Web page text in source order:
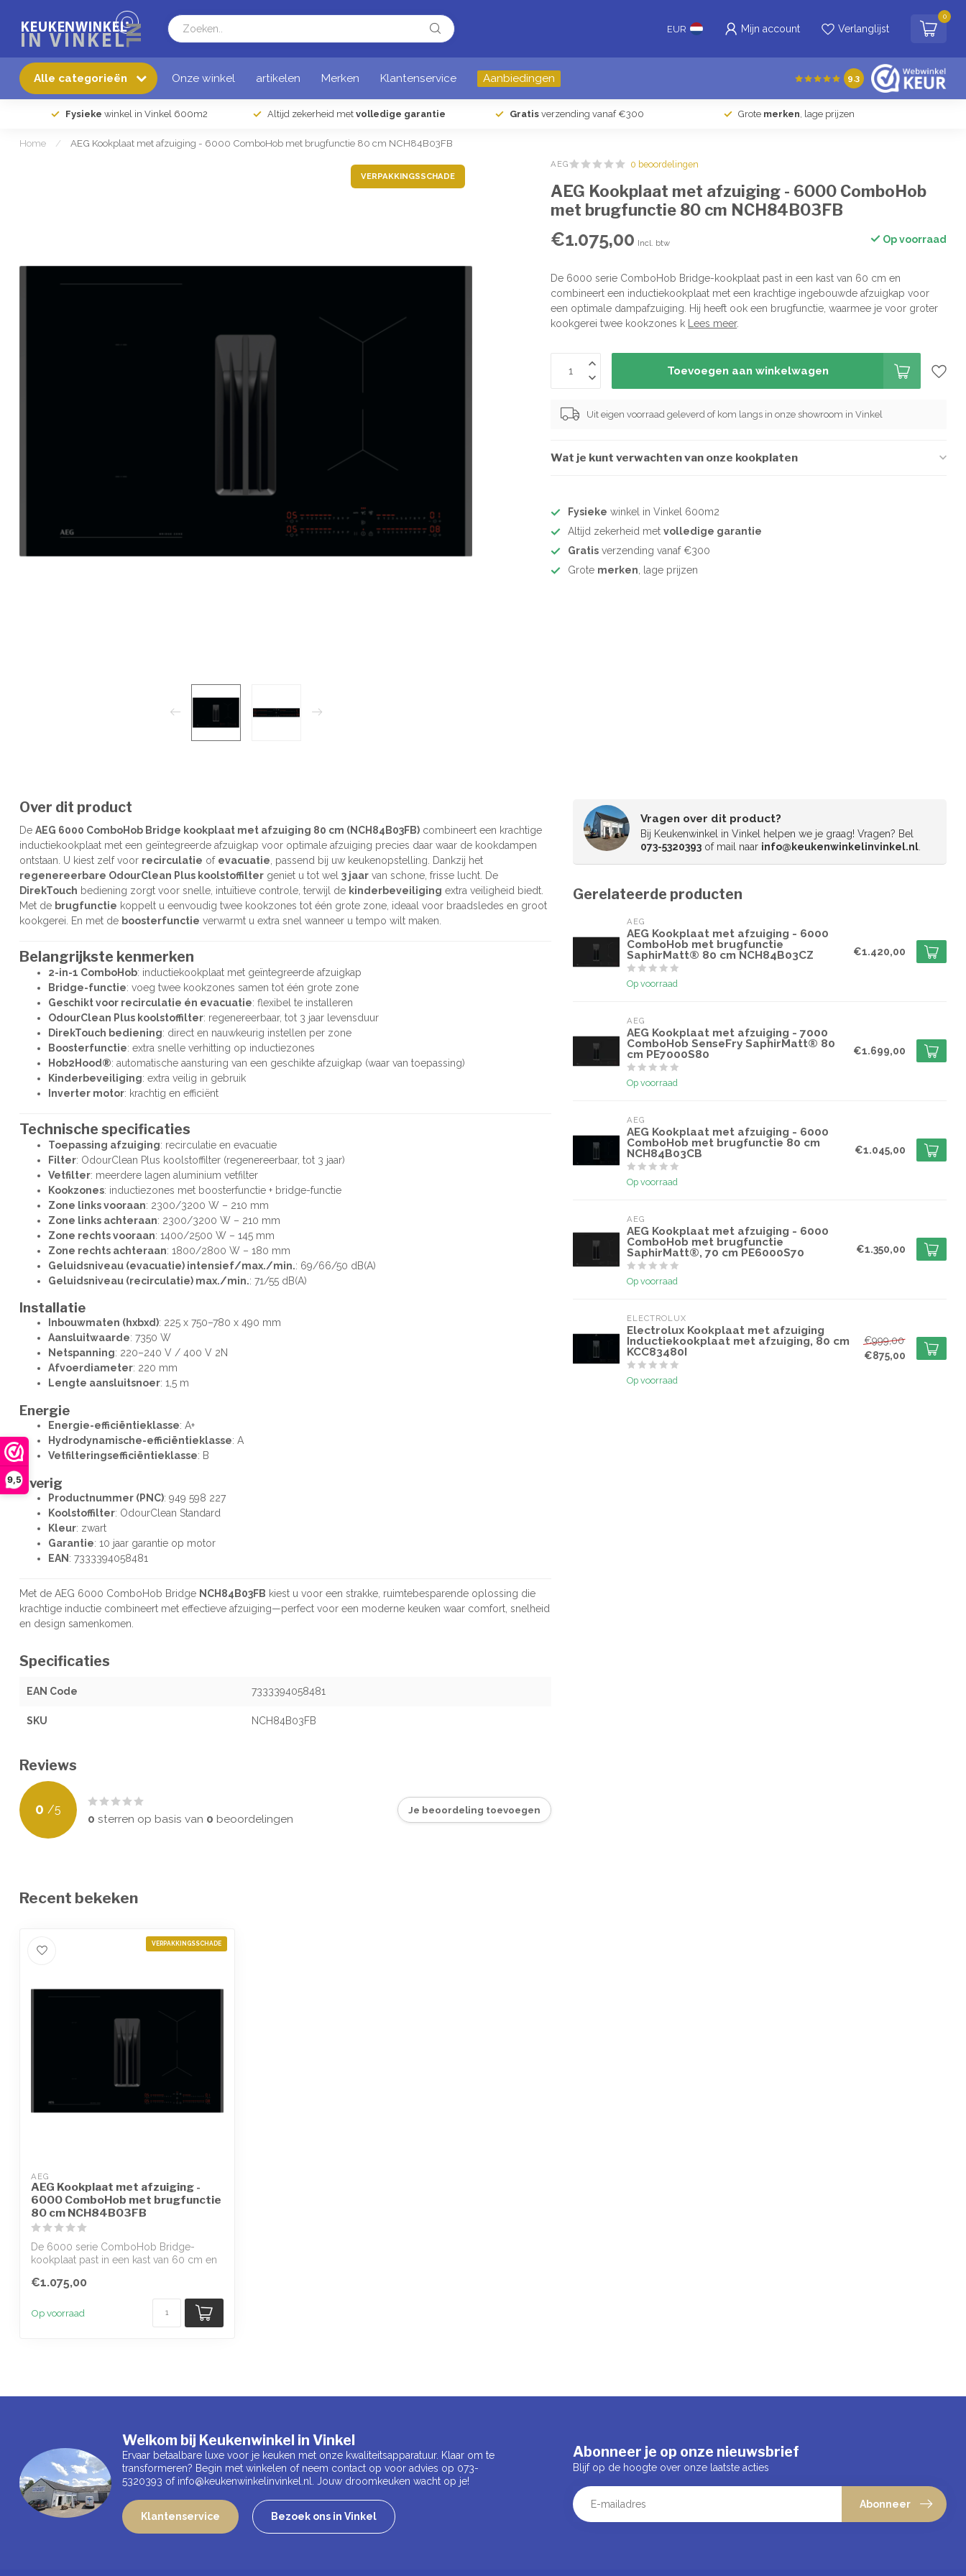
9,5
EUR Mijn account Verlanglijst
0
Alle categorieën Onze winkel artikelen Merken Klantenservice Aanbiedingen 9.3
Fysieke winkel in Vinkel 600m2 Altijd zekerheid met volledige garantie Gratisverzending vanaf €300 Grote merken, lage prijzen
Home / AEG Kookplaat met afzuiging - 6000 ComboHob met brugfunctie 80 cm NCH84B03FB
VERPAKKINGSSCHADE
AEG 0 beoordelingen
AEG Kookplaat met afzuiging - 6000 ComboHob
met brugfunctie 80 cm NCH84B03FB
€1.075,00 Incl. btw Op voorraad
De 6000 serie ComboHob Bridge-kookplaat past in een kast van 60 cm en
combineert een inductiekookplaat met een krachtige ingebouwde afzuigkap voor
een optimale dampafzuiging. Hij heeft ook een brugfunctie, waarmee je voor groter
kookgerei twee kookzones k
Lees meer.
Toevoegen aan winkelwagen
Uit eigen voorraad geleverd of kom langs in onze showroom in Vinkel
Wat je kunt verwachten van onze kookplaten
Fysieke winkel in Vinkel 600m2
Altijd zekerheid metvolledige garantie
Gratis verzending vanaf €300
Grote merken , lage prijzen
Over dit product
De AEG 6000 ComboHob Bridge kookplaat met afzuiging 80 cm (NCH84B03FB) combineert een krachtige
inductiekookplaat met een geïntegreerde afzuigkap voor optimale afzuiging precies daar waar de kookdampen
ontstaan. U kiest zelf voor recirculatie of evacuatie , passend bij uw keukenopstelling. Dankzij het
regenereerbare OdourClean Plus koolstoffilter geniet u tot wel 3 jaar van schone, frisse lucht. De
DirekTouch bediening zorgt voor snelle, intuïtieve controle, terwijl de kinderbeveiliging extra veiligheid biedt.
Met de brugfunctie koppelt u eenvoudig twee kookzones tot één grote zone, ideaal voor braadsledes en groot
kookgerei. En met de boosterfunctie verwarmt u extra snel wanneer u tempo wilt maken.
Belangrijkste kenmerken
2-in-1 ComboHob: inductiekookplaat met geïntegreerde afzuigkap
Bridge-functie: voeg twee kookzones samen tot één grote zone
Geschikt voor recirculatie én evacuatie: flexibel te installeren
OdourClean Plus koolstoffilter: regenereerbaar, tot 3 jaar levensduur
DirekTouch bediening: direct en nauwkeurig instellen per zone
Boosterfunctie: extra snelle verhitting op inductiezones
Hob2Hood®: automatische aansturing van een geschikte afzuigkap (waar van toepassing)
Kinderbeveiliging: extra veilig in gebruik
Inverter motor: krachtig en efficiënt
Technische specificaties
Toepassing afzuiging: recirculatie en evacuatie
Filter: OdourClean Plus koolstoffilter (regenereerbaar, tot 3 jaar)
Vetfilter: meerdere lagen aluminium vetfilter
Kookzones: inductiezones met boosterfunctie + bridge-functie
Zone links vooraan: 2300/3200 W – 210 mm
Zone links achteraan: 2300/3200 W – 210 mm
Zone rechts vooraan: 1400/2500 W – 145 mm
Zone rechts achteraan: 1800/2800 W – 180 mm
Geluidsniveau (evacuatie) intensief/max./min.: 69/66/50 dB(A)
Geluidsniveau (recirculatie) max./min.: 71/55 dB(A)
Installatie
Inbouwmaten (hxbxd): 225 x 750–780 x 490 mm
Aansluitwaarde: 7350 W
Netspanning: 220–240 V / 400 V 2N
Afvoerdiameter: 220 mm
Lengte aansluitsnoer: 1,5 m
Energie
Energie-efficiëntieklasse: A+
Hydrodynamische-efficiëntieklasse: A
Vetfilteringsefficiëntieklasse: B
Overig
Productnummer (PNC): 949 598 227
Koolstoffilter: OdourClean Standard
Kleur: zwart
Garantie: 10 jaar garantie op motor
EAN : 7333394058481
Met de AEG 6000 ComboHob Bridge NCH84B03FB kiest u voor een strakke, ruimtebesparende oplossing die
krachtige inductie combineert met effectieve afzuiging—perfect voor een moderne keuken waar comfort, snelheid
en design samenkomen.
Specificaties
EAN Code 7333394058481
SKU NCH84B03FB
Reviews
0 /5
0 sterren op basis van 0 beoordelingen
Je beoordeling toevoegen
Vragen over dit product?
Bij Keukenwinkel in Vinkel helpen we je graag! Vragen? Bel
073-5320393 of mail naar info@keukenwinkelinvinkel.nl
Gerelateerde producten
AEG
AEG Kookplaat met afzuiging - 6000
ComboHob met brugfunctie
SaphirMatt® 80 cm NCH84B03CZ
Op voorraad
€1.420,00
AEG
AEG Kookplaat met afzuiging - 7000
ComboHob SenseFry SaphirMatt® 80
cm PE7000S80
Op voorraad
€1.699,00
AEG
AEG Kookplaat met afzuiging - 6000
ComboHob met brugfunctie 80 cm
NCH84B03CB
Op voorraad
€1.045,00
AEG
AEG Kookplaat met afzuiging - 6000
ComboHob met brugfunctie
SaphirMatt®, 70 cm PE6000S70
Op voorraad
€1.350,00
ELECTROLUX
Electrolux Kookplaat met afzuiging
Inductiekookplaat met afzuiging, 80 cm
KCC83480I
Op voorraad
€999,00
€875,00
Recent bekeken
VERPAKKINGSSCHADE
AEG
AEG Kookplaat met afzuiging -
6000 ComboHob met brugfunctie
80 cm NCH84B03FB
De 6000 serie ComboHob Bridge-
kookplaat past in een kast van 60 cm en
€1.075,00
Op voorraad
Welkom bij Keukenwinkel in Vinkel
Ervaar betaalbare luxe voor je keuken met onze kwaliteitsapparatuur. Klaar om te
transformeren? Begin met winkelen of neem contact op voor advies op 073-
5320393 of info@keukenwinkelinvinkel.nl. Jouw droomkeuken wacht op je!
Klantenservice Bezoek ons in Vinkel
Abonneer je op onze nieuwsbrief
Blijf op de hoogte over onze laatste acties
Abonneer